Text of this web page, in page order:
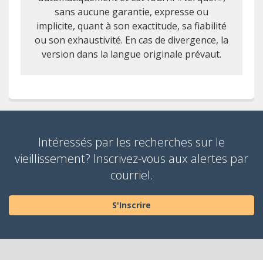
sans aucune garantie, expresse ou
implicite, quant à son exactitude, sa fiabilité
ou son exhaustivité. En cas de divergence, la
version dans la langue originale prévaut.
Intéressés par les recherches sur le
vieillissement? Inscrivez-vous aux alertes par
courriel.
S'Inscrire